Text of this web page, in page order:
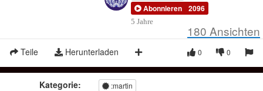
Abonnieren 2096
5 Jahre
180 Ansichten
Teile Herunterladen 0
0
Kategorie: :martin